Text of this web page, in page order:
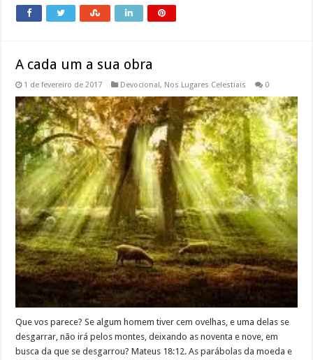
A cada um a sua obra
1 de fevereiro de 2017 Devocional, Nos Lugares Celestiais 0
Que vos parece? Se algum homem tiver cem ovelhas, e uma delas se
desgarrar, não irá pelos montes, deixando as noventa e nove, em
busca da que se desgarrou? Mateus 18:12. As parábolas da moeda e